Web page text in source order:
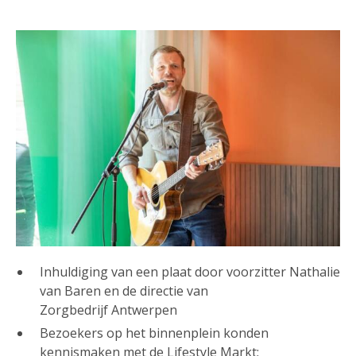
Inhuldiging van een plaat door voorzitter Nathalie
van Baren en de directie van
Zorgbedrijf Antwerpen
Bezoekers op het binnenplein konden
kennismaken met de Lifestyle Markt: